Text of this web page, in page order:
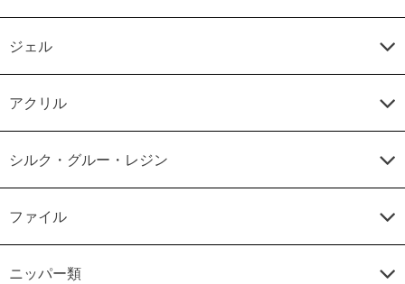
ジェル
アクリル
シルク・グルー・レジン
ファイル
ニッパー類